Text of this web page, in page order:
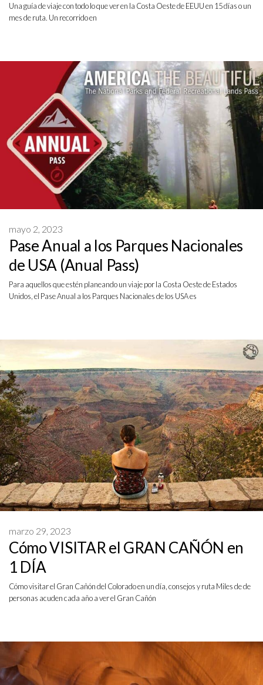
Una guía de viaje con todo lo que ver en la Costa Oeste de EEUU en 15 días o un
mes de ruta. Un recorrido en
Pase Anual a los Parques Nacionales
de USA (Anual Pass)
mayo 2, 2023
Para aquellos que estén planeando un viaje por la Costa Oeste de Estados
Unidos, el Pase Anual a los Parques Nacionales de los USA es
Cómo VISITAR el GRAN CAÑÓN en
1 DÍA
marzo 29, 2023
Cómo visitar el Gran Cañón del Colorado en un día, consejos y ruta Miles de de
personas acuden cada año a ver el Gran Cañón